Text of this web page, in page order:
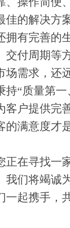
佳的解决方
拥有完善的
交付周期等
场需求，还
持“质量第
客户提供完
的满意度才
正在寻找一
我们将竭诚
一起携手，